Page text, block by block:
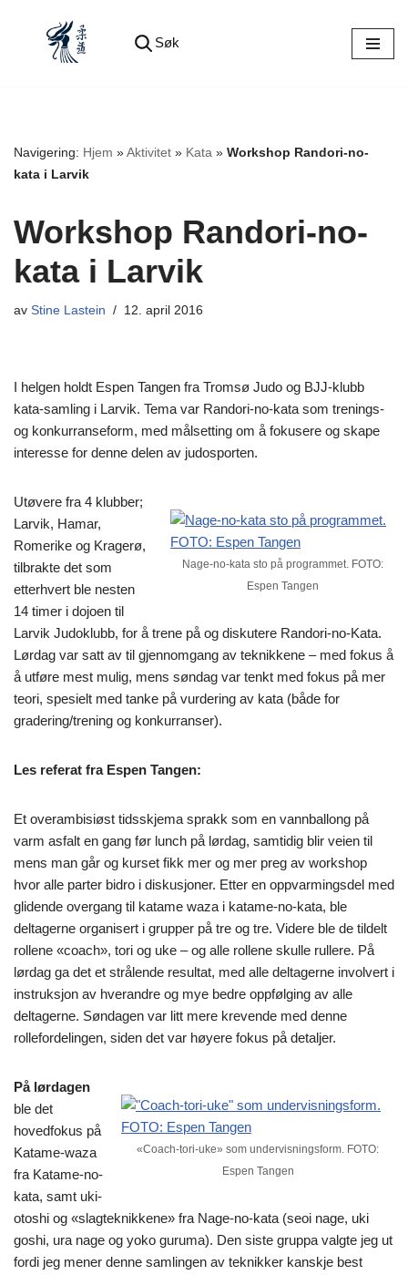
Søk
Navigering: Hjem »Aktivitet » Kata » Workshop Randori-no-
kata i Larvik
Workshop Randori-no-
kata i Larvik
av Stine Lastein 12. april 2016
I helgen holdt Espen Tangen fra Tromsø Judo og BJJ-klubb
kata-samling i Larvik. Tema var Randori-no-kata som trenings-
og konkurranseform, med målsetting om å fokusere og skape
interesse for denne delen av judosporten.
Nage-no-kata sto på programmet. FOTO:
Espen Tangen
Utøvere fra 4 klubber;
Larvik, Hamar,
Romerike og Kragerø,
tilbrakte det som
etterhvert ble nesten
14 timer i dojoen til
Larvik Judoklubb, for å trene på og diskutere Randori-no-Kata.
Lørdag var satt av til gjennomgang av teknikkene – med fokus å
å utføre mest mulig, mens søndag var tenkt med fokus på mer
teori, spesielt med tanke på vurdering av kata (både for
gradering/trening og konkurranser).
Les referat fra Espen Tangen:
Et overambisiøst tidsskjema sprakk som en vannballong på
varm asfalt en gang før lunch på lørdag, samtidig blir veien til
mens man går og kurset fikk mer og mer preg av workshop
hvor alle parter bidro i diskusjoner. Etter en oppvarmingsdel med
glidende overgang til katame waza i katame-no-kata, ble
deltagerne organisert i grupper på tre og tre. Videre ble de tildelt
rollene «coach», tori og uke – og alle rollene skulle rullere. På
lørdag ga det et strålende resultat, med alle deltagerne involvert i
instruksjon av hverandre og mye bedre oppfølging av alle
deltagerne. Søndagen var litt mere krevende med denne
rollefordelingen, siden det var høyere fokus på detaljer.
«Coach-tori-uke» som undervisningsform. FOTO:
Espen Tangen
På lørdagen
ble det
hovedfokus på
Katame-waza
fra Katame-no-
kata, samt uki-
otoshi og «slagteknikkene» fra Nage-no-kata (seoi nage, uki
goshi, ura nage og yoko guruma). Den siste gruppa valgte jeg ut
fordi jeg mener denne samlingen av teknikker kanskje best